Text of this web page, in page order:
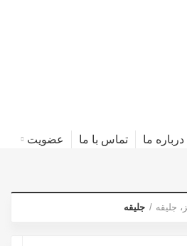
درباره ما تماس با ما عضویت
جلیقه جلیقه